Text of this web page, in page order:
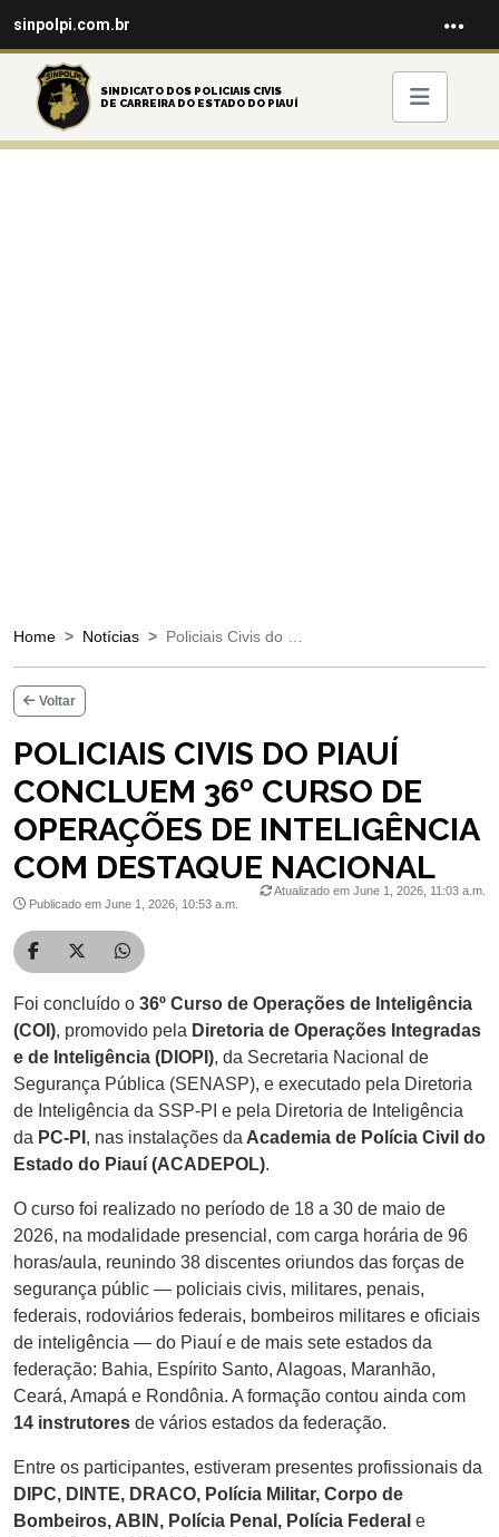
sinpolpi.com.br
SINDICATO DOS POLICIAIS CIVIS
DE CARREIRA DO ESTADO DO PIAUÍ
Home Notícias Policiais Civis do …
Voltar
POLICIAIS CIVIS DO PIAUÍ
CONCLUEM 36º CURSO DE
OPERAÇÕES DE INTELIGÊNCIA
COM DESTAQUE NACIONAL
Publicado em June 1, 2026, 10:53 a.m.
Atualizado em June 1, 2026, 11:03 a.m.
Compartilhar no Facebook
Compartilhar no Twitter
Compartilhar no WhatsApp
Foi concluído o 36º Curso de Operações de Inteligência
(COI), promovido pela Diretoria de Operações Integradas
e de Inteligência (DIOPI), da Secretaria Nacional de
Segurança Pública (SENASP), e executado pela Diretoria
de Inteligência da SSP-PI e pela Diretoria de Inteligência
da PC-PI , nas instalações da Academia de Polícia Civil do
Estado do Piauí (ACADEPOL).
O curso foi realizado no período de 18 a 30 de maio de
2026, na modalidade presencial, com carga horária de 96
horas/aula, reunindo 38 discentes oriundos das forças de
segurança públic — policiais civis, militares, penais,
federais, rodoviários federais, bombeiros militares e oficiais
de inteligência — do Piauí e de mais sete estados da
federação: Bahia, Espírito Santo, Alagoas, Maranhão,
Ceará, Amapá e Rondônia. A formação contou ainda com
14 instrutores de vários estados da federação.
Entre os participantes, estiveram presentes profissionais da
DIPC, DINTE, DRACO, Polícia Militar, Corpo de
Bombeiros, ABIN, Polícia Penal, Polícia Federal e